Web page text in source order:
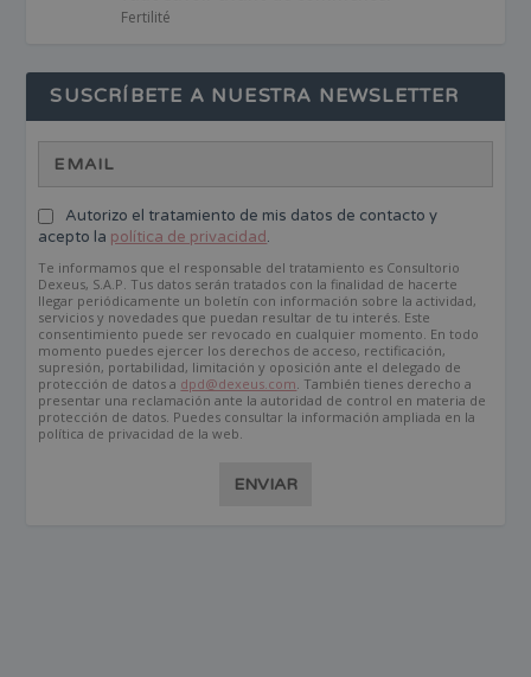
Fertilité
SUSCRÍBETE A NUESTRA NEWSLETTER
Autorizo el tratamiento de mis datos de contacto y
acepto la política de privacidad.
Te informamos que el responsable del tratamiento es Consultorio
Dexeus, S.A.P. Tus datos serán tratados con la finalidad de hacerte
llegar periódicamente un boletín con información sobre la actividad,
servicios y novedades que puedan resultar de tu interés. Este
consentimiento puede ser revocado en cualquier momento. En todo
momento puedes ejercer los derechos de acceso, rectificación,
supresión, portabilidad, limitación y oposición ante el delegado de
protección de datos a dpd@dexeus.com . También tienes derecho a
presentar una reclamación ante la autoridad de control en materia de
protección de datos. Puedes consultar la información ampliada en la
política de privacidad de la web.
ENVIAR